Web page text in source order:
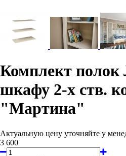
Комплект
шкафу 2-х ств.
"Мартина"
Актуальную цену уточняйте у
3 600